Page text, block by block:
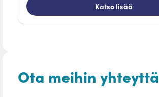
Katso lisää
Ota meihin yhteyttä